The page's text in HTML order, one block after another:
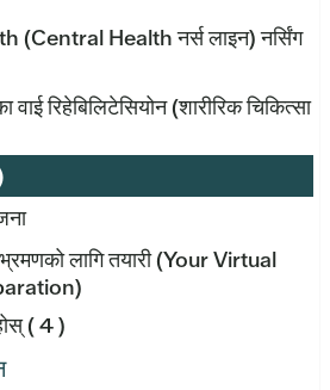
(Central Health नर्स लाइन) नर्सिंग
वाई रिहेबिलिटेसियोन (शारीरिक चिकित्सा
लागि तयारी (Your Virtual
( 4 )